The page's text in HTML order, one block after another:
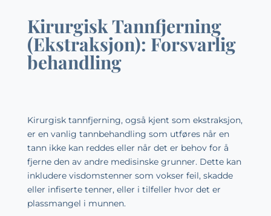
Kirurgisk Tannfjerning
(Ekstraksjon): Forsvarlig
behandling
Kirurgisk tannfjerning, også kjent som ekstraksjon,
er en vanlig tannbehandling som utføres når en
tann ikke kan reddes eller når det er behov for å
fjerne den av andre medisinske grunner. Dette kan
inkludere visdomstenner som vokser feil, skadde
eller infiserte tenner, eller i tilfeller hvor det er
plassmangel i munnen.